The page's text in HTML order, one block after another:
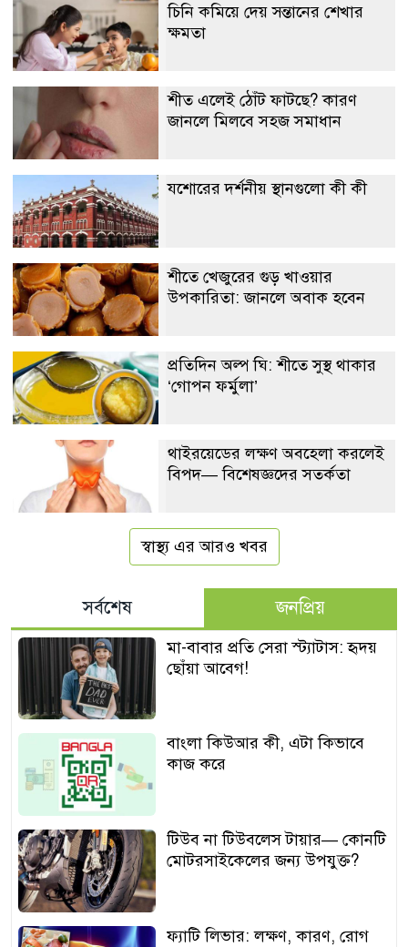
চিনি কমিয়ে দেয় সন্তানের শেখার
ক্ষমতা
শীত এলেই ঠোঁট ফাটছে? কারণ
জানলে মিলবে সহজ সমাধান
যশোরের দর্শনীয় স্থানগুলো কী কী
শীতে খেজুরের গুড় খাওয়ার
উপকারিতা: জানলে অবাক হবেন
প্রতিদিন অল্প ঘি: শীতে সুস্থ থাকার
‘গোপন ফর্মুলা’
থাইরয়েডের লক্ষণ অবহেলা করলেই
বিপদ— বিশেষজ্ঞদের সতর্কতা
স্বাস্থ্য এর আরও খবর
সর্বশেষ জনপ্রিয়
মা-বাবার প্রতি সেরা স্ট্যাটাস: হৃদয়
ছোঁয়া আবেগ!
বাংলা কিউআর কী, এটা কিভাবে
কাজ করে
টিউব না টিউবলেস টায়ার— কোনটি
মোটরসাইকেলের জন্য উপযুক্ত?
ফ্যাটি লিভার: লক্ষণ, কারণ, রোগ